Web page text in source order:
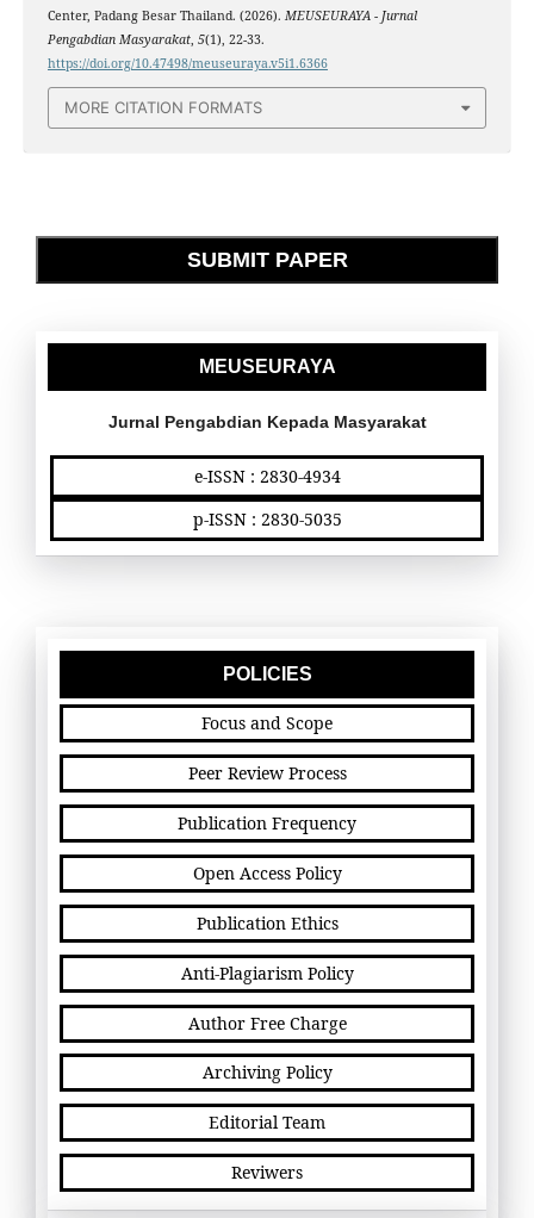
Center, Padang Besar Thailand. (2026). MEUSEURAYA - Jurnal
Pengabdian Masyarakat, 5(1), 22-33.
https://doi.org/10.47498/meuseuraya.v5i1.6366
MORE CITATION FORMATS
SUBMIT PAPER
MEUSEURAYA
Jurnal Pengabdian Kepada Masyarakat
e-ISSN : 2830-4934
p-ISSN : 2830-5035
POLICIES
Focus and Scope
Peer Review Process
Publication Frequency
Open Access Policy
Publication Ethics
Anti-Plagiarism Policy
Author Free Charge
Archiving Policy
Editorial Team
Reviwers